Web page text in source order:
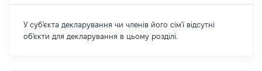
У суб'єкта декларування чи членів його сім'ї відсутні
об'єкти для декларування в цьому розділі.